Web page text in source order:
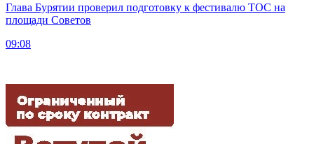
Глава Бурятии проверил подготовку к фестивалю ТОС на
площади Советов
09:08